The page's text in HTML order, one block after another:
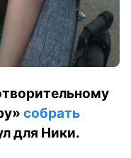
собрать
для Ники.